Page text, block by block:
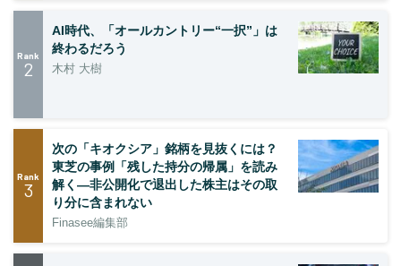
Rank
2
AI時代、「オールカントリー“一択”」は
終わるだろう
木村 大樹
Rank
3
次の「キオクシア」銘柄を見抜くには？
東芝の事例「残した持分の帰属」を読み
解く—非公開化で退出した株主はその取
り分に含まれない
Finasee編集部